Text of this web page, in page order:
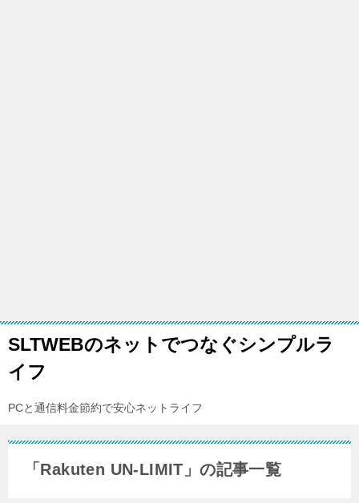
SLTWEBのネットでつなぐシンプルラ
イフ
PCと通信料金節約で安心ネットライフ
「Rakuten UN-LIMIT」の記事一覧